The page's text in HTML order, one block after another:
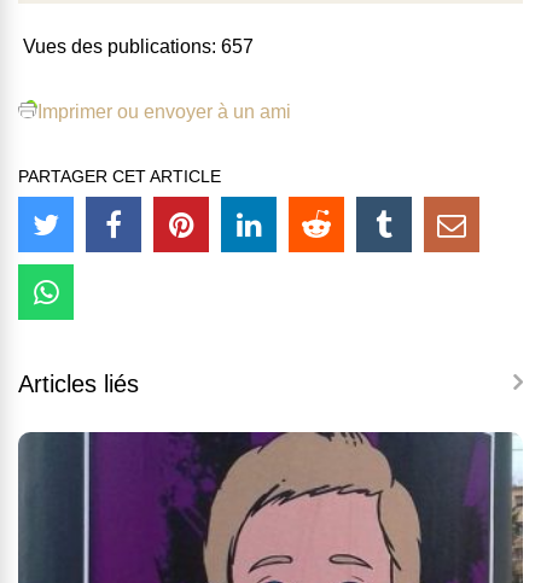
Vues des publications: 657
Imprimer ou envoyer à un ami
PARTAGER CET ARTICLE
Articles liés